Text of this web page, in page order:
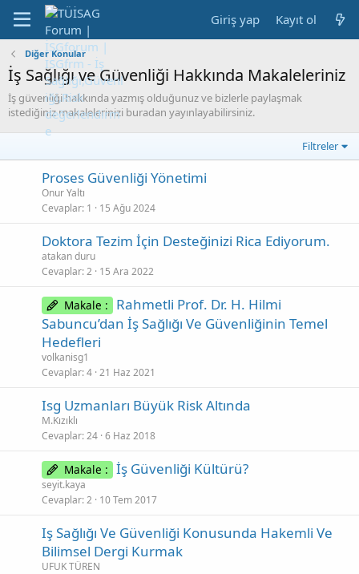
Giriş yap Kayıt ol
Diğer Konular
İş Sağlığı ve Güvenliği Hakkında Makaleleriniz
İş güvenliği hakkında yazmış olduğunuz ve bizlerle paylaşmak
istediğiniz makalelerinizi buradan yayınlayabilirsiniz.
Filtreler
Proses Güvenliği Yönetimi
Onur Yaltı
Cevaplar 1 15 Ağu 2024
Doktora Tezim İçin Desteğinizi Rica Ediyorum.
atakan duru
Cevaplar 2 15 Ara 2022
Makale :
Rahmetli Prof. Dr. H. Hilmi
Sabuncu’dan İş Sağlığı Ve Güvenliğinin Temel
Hedefleri
volkanisg1
Cevaplar 4 21 Haz 2021
Isg Uzmanları Büyük Risk Altında
M.Kızıklı
Cevaplar 24 6 Haz 2018
Makale : İş Güvenliği Kültürü?
seyit.kaya
Cevaplar 2 10 Tem 2017
Iş Sağlığı Ve Güvenliği Konusunda Hakemli Ve
Bilimsel Dergi Kurmak
UFUK TÜREN